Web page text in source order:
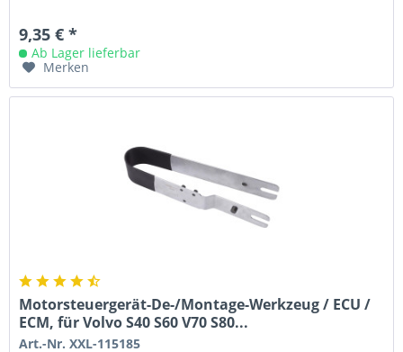
9,35 € *
Ab Lager lieferbar
Merken
Motorsteuergerät-De-/Montage-Werkzeug / ECU /
ECM, für Volvo S40 S60 V70 S80...
Art.-Nr. XXL-115185